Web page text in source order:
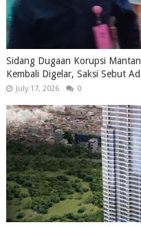
Sidang Dugaan Korupsi
Kembali Digelar, Saksi Sebut
July 17, 2026 0